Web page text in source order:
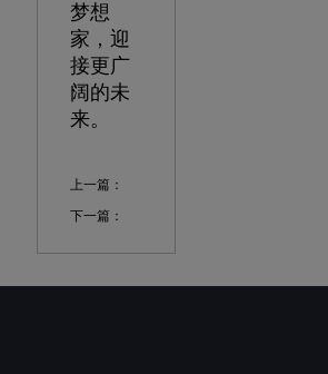
梦想
家，迎
接更广
阔的未
来。
上一篇：
下一篇：